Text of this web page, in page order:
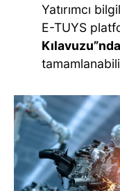
Yatırımcı
E-TUYS